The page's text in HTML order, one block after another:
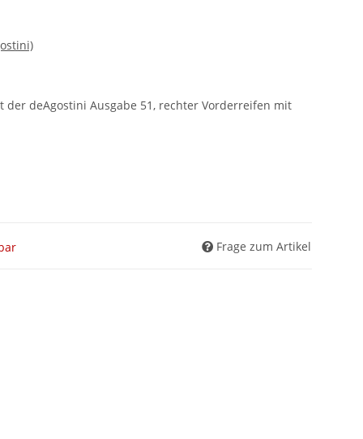
der deAgostini Ausgabe 51, rechter Vorderreifen mit
Frage zum Artikel